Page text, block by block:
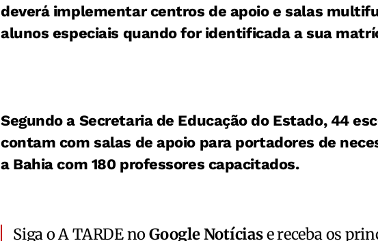
deverá implementar centros de apoio e salas
alunos especiais quando for identificada a sua
Segundo a Secretaria de Educação do Estado, 44
contam com salas de apoio para portadores de
a Bahia com 180 professores capacitados.
Siga o A TARDE noGoogle Notíciase receba os